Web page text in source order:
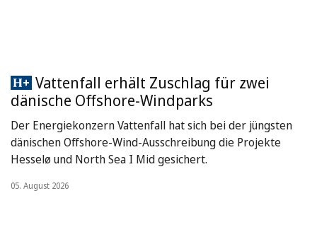
Vattenfall erhält Zuschlag für zwei
dänische Offshore-Windparks
Der Energiekonzern Vattenfall hat sich bei der jüngsten
dänischen Offshore-Wind-Ausschreibung die Projekte
Hesselø und North Sea I Mid gesichert.
05. August 2026